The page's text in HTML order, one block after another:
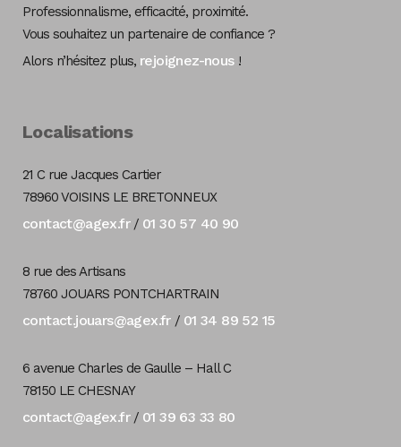
Professionnalisme, efficacité, proximité.
Vous souhaitez un partenaire de confiance ?
Alors n’hésitez plus, rejoignez-nous!
Localisations
21 C rue Jacques Cartier
78960 VOISINS LE BRETONNEUX
contact@agex.fr/ 01 30 57 40 90
8 rue des Artisans
78760 JOUARS PONTCHARTRAIN
contact.jouars@agex.fr/ 01 34 89 52 15
6 avenue Charles de Gaulle – Hall C
78150 LE CHESNAY
contact@agex.fr/ 01 39 63 33 80